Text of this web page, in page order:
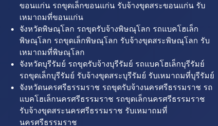
ขอนแก่น รถขุดเล็กขอนแก่น รับจ้างขุดสระขอนแก่น รับ
เหมาถมที่ขอนแก่น
จังหวัดพิษณุโลก รถขุดรับจ้างพิษณุโลก รถแบคโฮเล็ก
พิษณุโลก รถขุดเล็กพิษณุโลก รับจ้างขุดสระพิษณุโลก รับ
เหมาถมที่พิษณุโลก
จังหวัดบุรีรัมย์ รถขุดรับจ้างบุรีรัมย์ รถแบคโฮเล็กบุรีรัมย์
รถขุดเล็กบุรีรัมย์ รับจ้างขุดสระบุรีรัมย์ รับเหมาถมที่บุรีรัมย์
จังหวัดนครศรีธรรมราช รถขุดรับจ้างนครศรีธรรมราช รถ
แบคโฮเล็กนครศรีธรรมราช รถขุดเล็กนครศรีธรรมราช
รับจ้างขุดสระนครศรีธรรมราช รับเหมาถมที่
นครศรีธรรมราช